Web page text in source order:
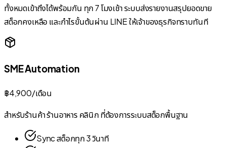
ทั้งหมดเข้าถึงได้พร้อมกัน ทุก 7 โมงเช้า ระบบส่งรายงานสรุปยอดขาย
สต็อกคงเหลือ และกำไรขั้นต้นผ่าน LINE ให้เจ้าของธุรกิจทราบทันที
SME Automation
฿4,900/เดือน
สำหรับร้านค้า ร้านอาหาร คลินิก ที่ต้องการระบบสต็อกพื้นฐาน
Sync สต็อกทุก 3 วินาที